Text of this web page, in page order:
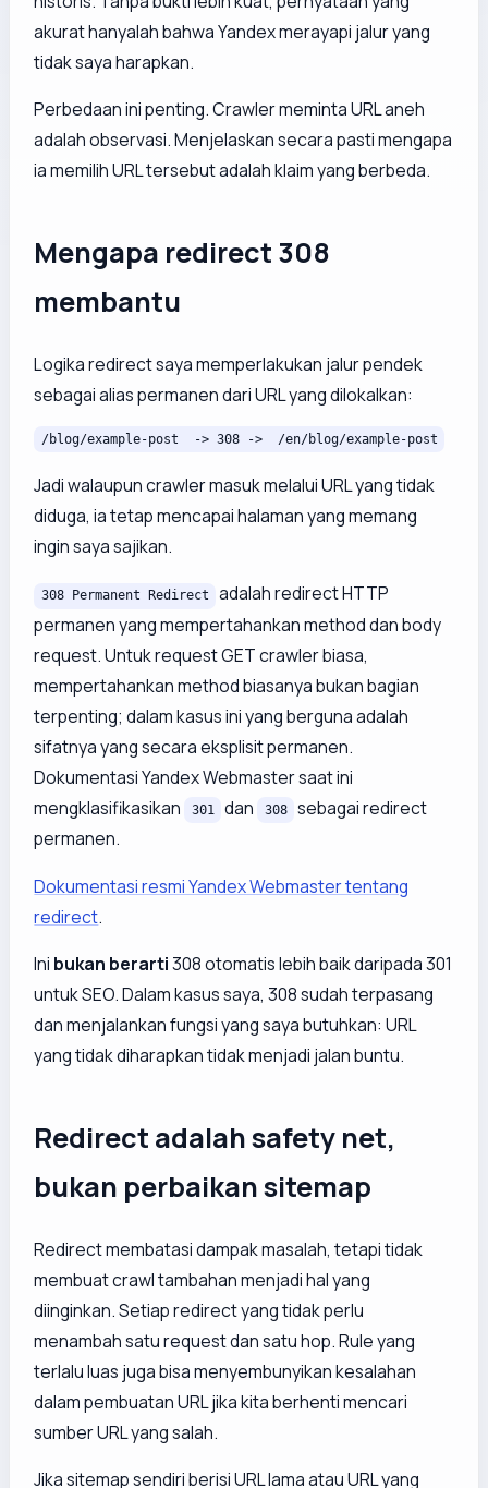
akurat hanyalah bahwa Yandex merayapi jalur yang
tidak saya harapkan.
Perbedaan ini penting. Crawler meminta URL aneh
adalah observasi. Menjelaskan secara pasti mengapa
ia memilih URL tersebut adalah klaim yang berbeda.
Mengapa redirect 308
membantu
Logika redirect saya memperlakukan jalur pendek
sebagai alias permanen dari URL yang dilokalkan:
/blog/example-post  -> 308 ->  /en/blog/example-post
Jadi walaupun crawler masuk melalui URL yang tidak
diduga, ia tetap mencapai halaman yang memang
ingin saya sajikan.
308 Permanent Redirect
adalah redirect HTTP
permanen yang mempertahankan method dan body
request. Untuk request GET crawler biasa,
mempertahankan method biasanya bukan bagian
terpenting; dalam kasus ini yang berguna adalah
sifatnya yang secara eksplisit permanen.
Dokumentasi Yandex Webmaster saat ini
mengklasifikasikan
301 dan 308
sebagai redirect
permanen.
Dokumentasi resmi Yandex Webmaster tentang
redirect.
Ini bukan berarti308 otomatis lebih baik daripada 301
untuk SEO. Dalam kasus saya, 308 sudah terpasang
dan menjalankan fungsi yang saya butuhkan: URL
yang tidak diharapkan tidak menjadi jalan buntu.
Redirect adalah safety net,
bukan perbaikan sitemap
Redirect membatasi dampak masalah, tetapi tidak
membuat crawl tambahan menjadi hal yang
diinginkan. Setiap redirect yang tidak perlu
menambah satu request dan satu hop. Rule yang
terlalu luas juga bisa menyembunyikan kesalahan
dalam pembuatan URL jika kita berhenti mencari
sumber URL yang salah.
Jika sitemap sendiri berisi URL lama atau URL yang